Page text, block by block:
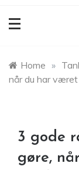
Home »
når du har
3 gode
gøre,